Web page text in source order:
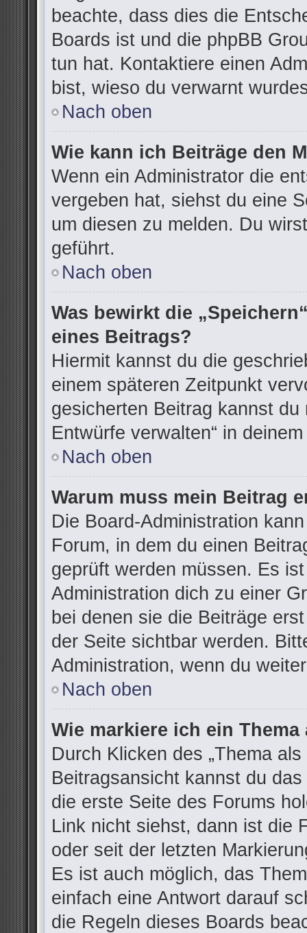
beachte, dass dies die
Boards ist und die phpBB
tun hat. Kontaktiere einen
bist, wieso du verwarnt
Nach oben
Wie kann ich Beiträge den
Wenn ein Administrator die
vergeben hat, siehst du eine
um diesen zu melden. Du
geführt.
Nach oben
Was bewirkt die
eines Beitrags?
Hiermit kannst du die
einem späteren Zeitpunkt
gesicherten Beitrag kannst
Entwürfe verwalten“ in
Nach oben
Warum muss mein Beitrag
Die Board-Administration
Forum, in dem du einen
geprüft werden müssen. Es
Administration dich zu einer
bei denen sie die Beiträge
der Seite sichtbar werden.
Administration, wenn du
Nach oben
Wie markiere ich ein Thema
Durch Klicken des „Thema
Beitragsansicht kannst du
die erste Seite des Forums
Link nicht siehst, dann ist die
oder seit der letzten
Es ist auch möglich, das
einfach eine Antwort darauf
die Regeln dieses Boards